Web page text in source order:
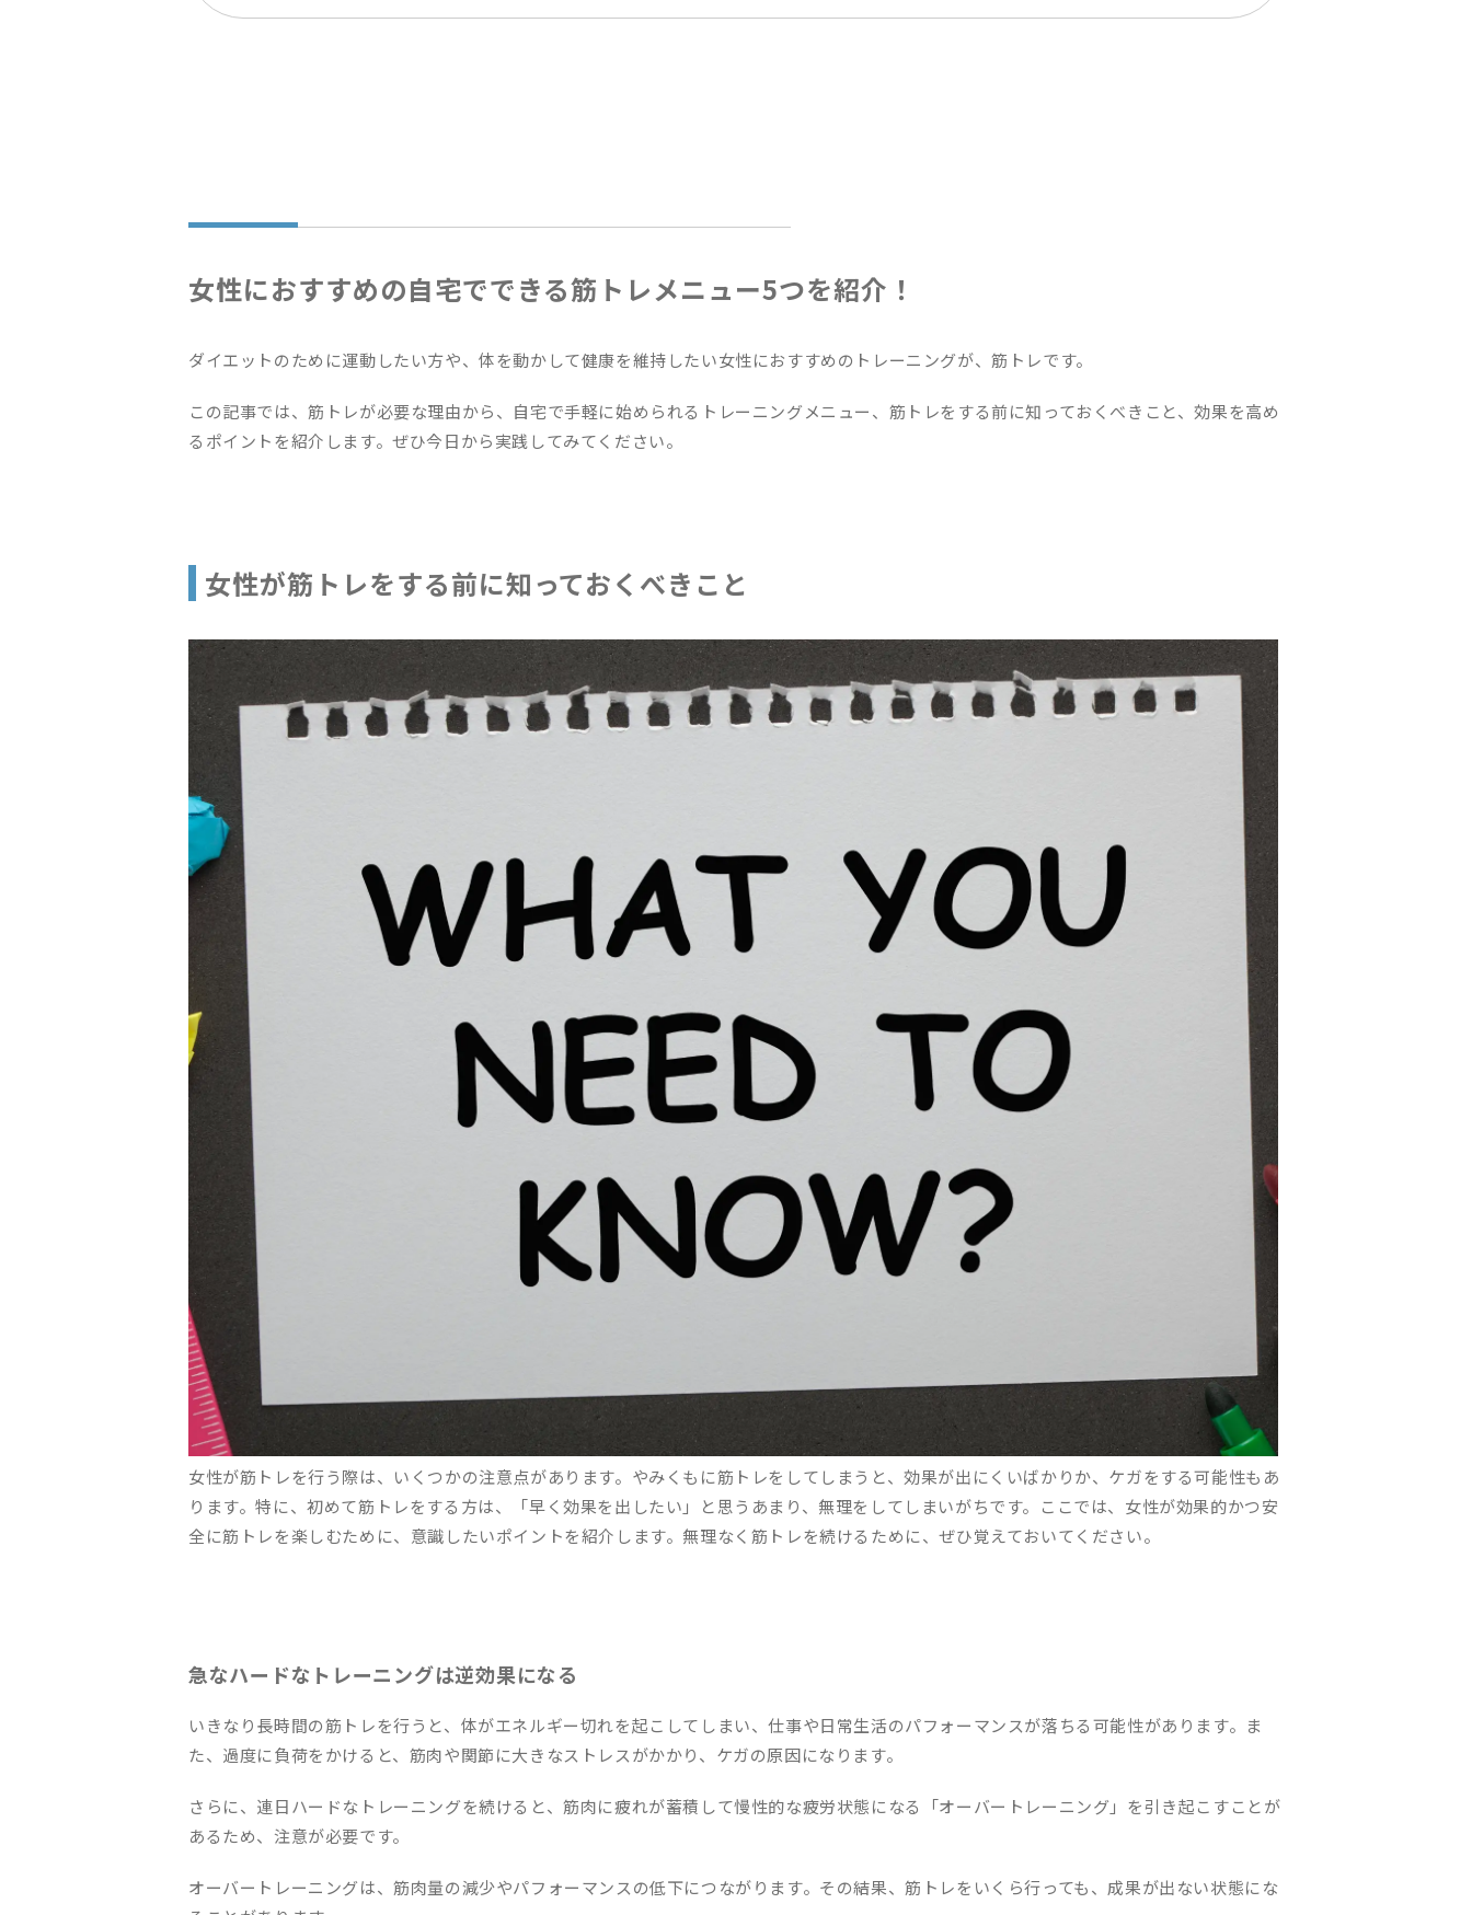
女性におすすめの自宅でできる筋トレメニュー5つを紹介！
ダイエットのために運動したい方や、体を動かして健康を維持したい女性におすすめのトレーニングが、筋トレです。
この記事では、筋トレが必要な理由から、自宅で手軽に始められるトレーニングメニュー、筋トレをする前に知っておくべきこと、効果を高め
るポイントを紹介します。ぜひ今日から実践してみてください。
女性が筋トレをする前に知っておくべきこと
女性が筋トレを行う際は、いくつかの注意点があります。やみくもに筋トレをしてしまうと、効果が出にくいばかりか、ケガをする可能性もあ
ります。特に、初めて筋トレをする方は、「早く効果を出したい」と思うあまり、無理をしてしまいがちです。ここでは、女性が効果的かつ安
全に筋トレを楽しむために、意識したいポイントを紹介します。無理なく筋トレを続けるために、ぜひ覚えておいてください。
急なハードなトレーニングは逆効果になる
いきなり長時間の筋トレを行うと、体がエネルギー切れを起こしてしまい、仕事や日常生活のパフォーマンスが落ちる可能性があります。ま
た、過度に負荷をかけると、筋肉や関節に大きなストレスがかかり、ケガの原因になります。
さらに、連日ハードなトレーニングを続けると、筋肉に疲れが蓄積して慢性的な疲労状態になる「オーバートレーニング」を引き起こすことが
あるため、注意が必要です。
オーバートレーニングは、筋肉量の減少やパフォーマンスの低下につながります。その結果、筋トレをいくら行っても、成果が出ない状態にな